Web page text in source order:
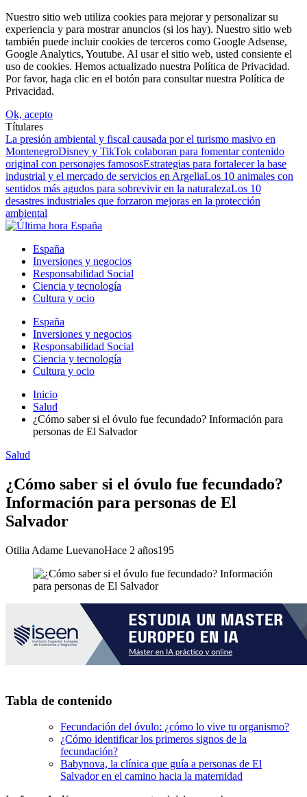
Nuestro sitio web utiliza cookies para mejorar y personalizar su
experiencia y para mostrar anuncios (si los hay). Nuestro sitio web
también puede incluir cookies de terceros como Google Adsense,
Google Analytics, Youtube. Al usar el sitio web, usted consiente el
uso de cookies. Hemos actualizado nuestra Política de Privacidad.
Por favor, haga clic en el botón para consultar nuestra Política de
Privacidad.
Ok, acepto
Títulares
La presión ambiental y fiscal causada por el turismo masivo en
MontenegroDisney y TikTok colaboran para fomentar contenido
original con personajes famososEstrategias para fortalecer la base
industrial y el mercado de servicios en ArgeliaLos 10 animales con
sentidos más agudos para sobrevivir en la naturalezaLos 10
desastres industriales que forzaron mejoras en la protección
ambiental
España
Inversiones y negocios
Responsabilidad Social
Ciencia y tecnología
Cultura y ocio
España
Inversiones y negocios
Responsabilidad Social
Ciencia y tecnología
Cultura y ocio
Inicio
Salud
¿Cómo saber si el óvulo fue fecundado? Información para
personas de El Salvador
Salud
¿Cómo saber si el óvulo fue fecundado?
Información para personas de El
Salvador
Otilia Adame LuevanoHace 2 años195
Tabla de contenido
Fecundación del óvulo: ¿cómo lo vive tu organismo?
¿Cómo identificar los primeros signos de la
fecundación?
Babynova, la clínica que guía a personas de El
Salvador en el camino hacia la maternidad